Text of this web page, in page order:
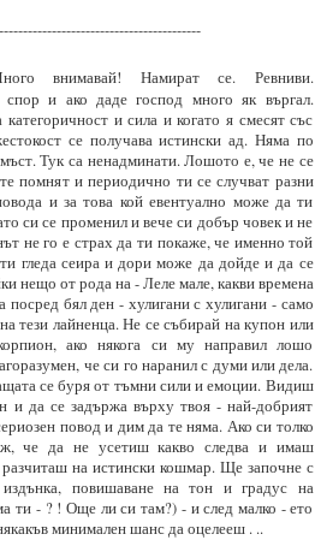
внимавай! Намират се. Ревниви.
спор и ако даде господ много як въргал.
и сила и когато я смесят със
се получава истински ад. Няма по
Тук са ненадминати. Лошото е, че не се
помнят и периодично ти се случват разни
и за това кой евентуално може да ти
си се променил и вече си добър човек и не
не го е страх да ти покаже, че именно той
гледа сеира и дори може да дойде и да се
нещо от рода на - Леле мале, какви времена
бял ден - хулигани с хулигани - само
тези лайненца. Не се събирай на купон или
ако някога си му направил лошо
че си го наранил с думи или дела.
се буря от тъмни сили и емоции. Видиш
и да се задържа върху твоя - най-добрият
повод и дим да те няма. Ако си толко
че да не усетиш какво следва и имаш
на истински кошмар. Ще започне с
повишаване на тон и градус на
ти - ? ! Още ли си там?) - и след малко - ето
минимален шанс да оцелееш . ..